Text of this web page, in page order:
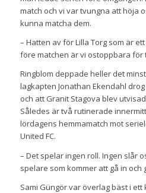
match och vi var tvungna att höja
kunna matcha dem.
– Hatten av för Lilla Torg som är
före matchen är vi ostoppbara för
Ringblom deppade heller det
lagkapten Jonathan Ekendahl
och att Granit Stagova blev
Således är två rutinerade
lördagens hemmamatch mot
United FC.
– Det spelar ingen roll. Ingen slår
spelare som kommer att gå in och
Sami Güngör var överlag bäst i ett